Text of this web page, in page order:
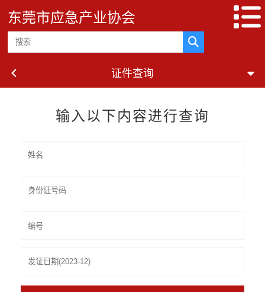
东莞市应急产业协会
证件查询
输入以下内容进行查询